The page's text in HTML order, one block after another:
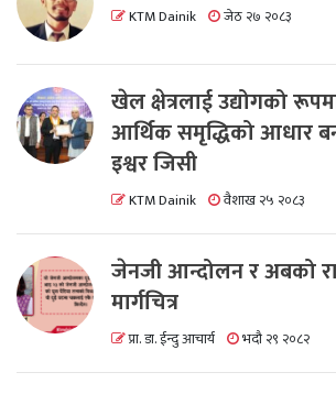
KTM Dainik जेठ २७ २०८३
खेल क्षेत्रलाई उद्योगको
आर्थिक समृद्धिको आधार
इश्वर जिसी
KTM Dainik वैशाख २५ २०८३
जेनजी आन्दोलन र अबको
मार्गचित्र
प्रा. डा. ईन्दु आचार्य भदौ २९ २०८२